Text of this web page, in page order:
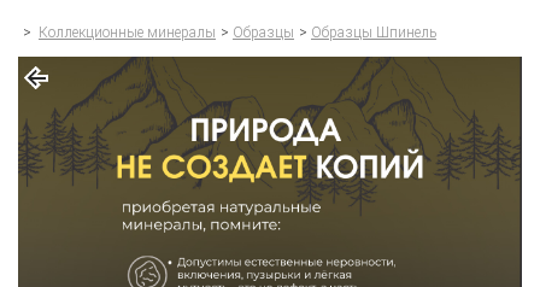
> Коллекционные минералы > Образцы > Образцы Шпинель